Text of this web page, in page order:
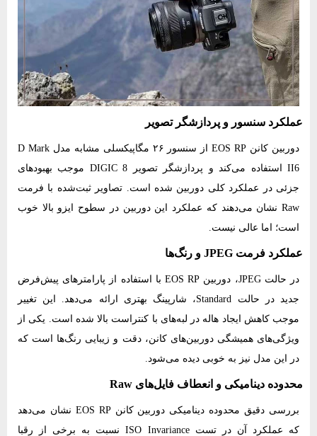
عملکرد سنسور و پردازشگر تصویر
دوربین کانن EOS RP از سنسور ۲۶ مگاپیکسلی مشابه مدل D Mark
II6 استفاده می‌کند و پردازشگر تصویر DIGIC 8 موجب بهبودهای
جزئی در عملکرد کلی دوربین شده است. تصاویر ثبت‌شده با فرمت
Raw نشان می‌دهند که عملکرد این دوربین در سطوح ایزو بالا خوب
است؛ اما عالی نیست.
عملکرد فرمت JPEG و رنگ‌ها
در حالت JPEG، دوربین EOS RP با استفاده از پارامترهای پیش‌فرض
جدید در حالت Standard، شارپینگ بهتری ارائه می‌دهد. این تغییر
موجب کاهش ایجاد هاله در لبه‌های با کنتراست بالا شده است. یکی از
ویژگی‌های همیشگی دوربین‌های کانن، دقت و زیبایی رنگ‌ها است که
در این مدل نیز به‌ خوبی دیده می‌شود.
محدوده دینامیکی و انعطاف فایل‌های Raw
بررسی دقیق محدوده دینامیکی دوربین کانن EOS RP نشان می‌دهد
که عملکرد آن در تست ISO Invariance نسبت به برخی از رقبا